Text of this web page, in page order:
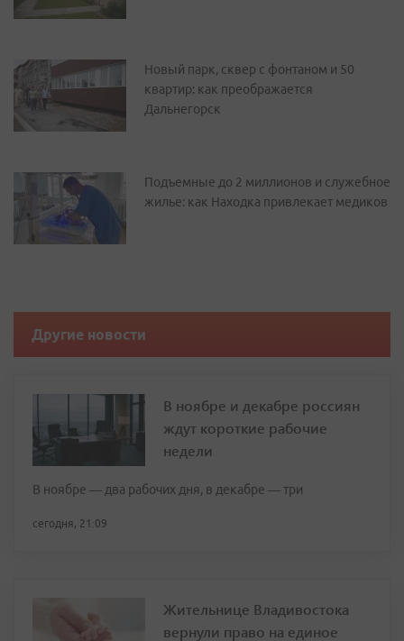
Новый парк, сквер с фонтаном и 50
квартир: как преображается
Дальнегорск
Подъемные до 2 миллионов и служебное
жилье: как Находка привлекает медиков
Другие новости
В ноябре и декабре россиян
ждут короткие рабочие
недели
В ноябре — два рабочих дня, в декабре — три
сегодня, 21:09
Жительнице Владивостока
вернули право на единое